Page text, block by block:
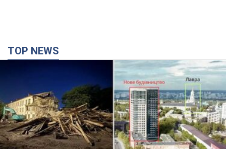
TOP NEWS